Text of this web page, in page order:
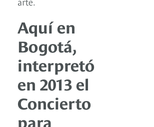
Aquí en
Bogotá,
interpretó
en 2013 el
Concierto
para